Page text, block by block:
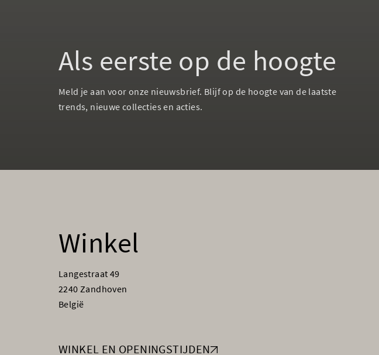
Als eerste op de hoogte
Meld je aan voor onze nieuwsbrief. Blijf op de hoogte van de laatste
trends, nieuwe collecties en acties.
Winkel
Langestraat 49
2240 Zandhoven
België
WINKEL EN OPENINGSTIJDEN